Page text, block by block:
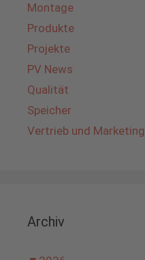
Montage
Produkte
Projekte
PV News
Qualität
Speicher
Vertrieb und Marketing
Archiv